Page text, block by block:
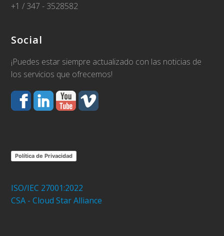
+1 / 347 - 3528582
Social
¡Puedes estar siempre actualizado con las noticias de
los servicios que ofrecemos!
Política de Privacidad
ISO/IEC 27001:2022
CSA - Cloud Star Alliance